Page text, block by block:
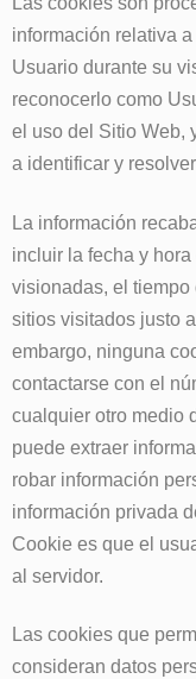
información relativa
Usuario durante su
reconocerlo como
el uso del Sitio Web,
a identificar y
La información
incluir la fecha y
visionadas, el
sitios visitados justo
embargo, ninguna
contactarse con el
cualquier otro medio
puede extraer
robar información
información privada
Cookie es que el
al servidor.
Las cookies que
consideran datos